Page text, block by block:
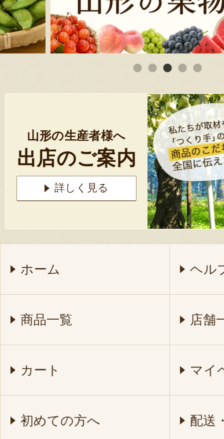
山形の生産者様へ
出店のご案内
詳しく見る
ホーム ヘル
商品一覧 店舗
カート マイ
初めての方へ 配送